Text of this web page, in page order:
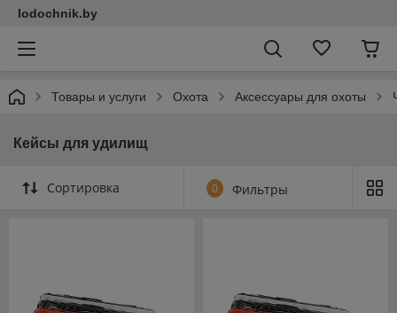
lodochnik.by
Товары и услуги Охота Аксессуары для охоты
Кейсы для удилищ
Сортировка 0 Фильтры